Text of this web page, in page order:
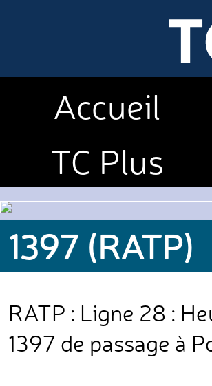
Accueil
TC Plus
1397 (RATP)
RATP : Ligne 28 :
1397 de passage à